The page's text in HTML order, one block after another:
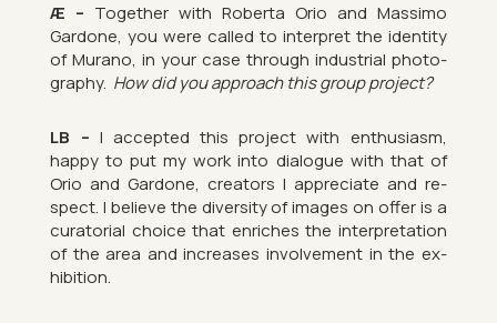
Æ – To­gether with Roberta Orio and Massimo
Gardone, you were called to in­ter­pret the iden­tity
of Mur­ano, in your case through in­dus­trial pho­to­
graphy. How did you ap­proach this group pro­ject?
LB – I ac­cep­ted this pro­ject with en­thu­si­asm,
happy to put my work into dia­logue with that of
Orio and Gardone, cre­at­ors I ap­pre­ci­ate and re­
spect. I be­lieve the di­versity of im­ages on offer is a
cur­at­orial choice that en­riches the in­ter­pret­a­tion
of the area and in­creases in­volve­ment in the ex­
hib­i­tion.